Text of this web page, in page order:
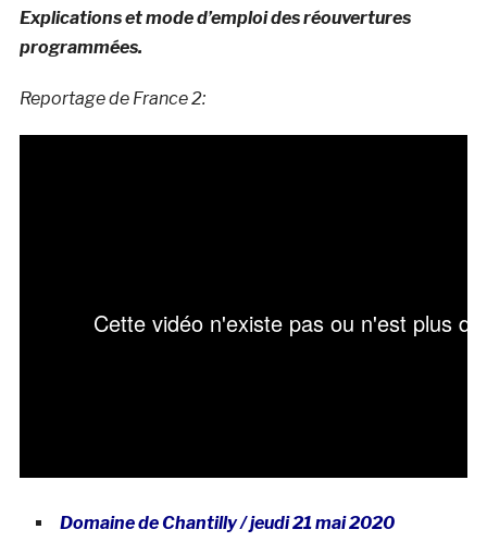
Explications et mode d’emploi des réouvertures
programmées.
Reportage de France 2:
Domaine de Chantilly / jeudi 21 mai 2020